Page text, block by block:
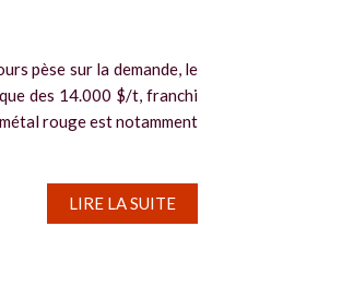
pèse sur la demande, le
des 14.000 $/t, franchi
rouge est notamment
LIRE LA SUITE